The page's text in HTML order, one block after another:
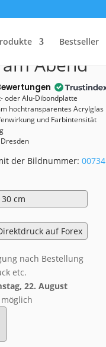
Bestseller
(00734)
Abend
oder Alu-Dibondplatte
hochtransparentes Acrylglas
und Farbintensität
der Bildnummer:00734
nach Bestellung
etc.
22. August